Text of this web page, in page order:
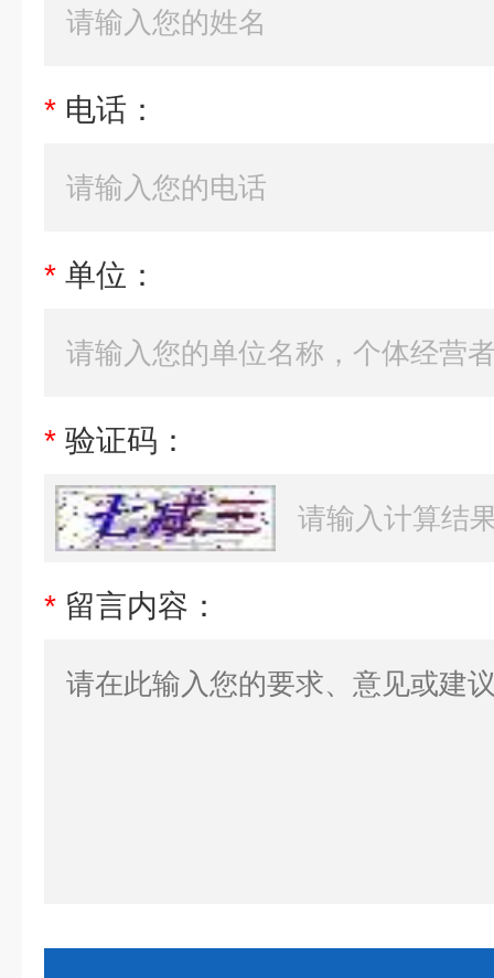
* 电话：
* 单位：
* 验证码：
* 留言内容：